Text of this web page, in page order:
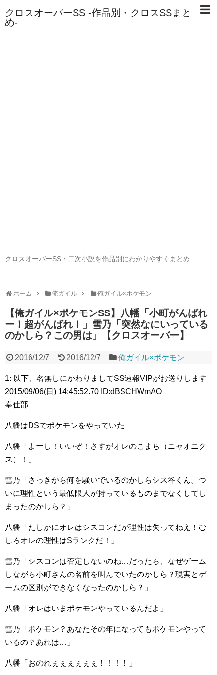
クロスオーバーSS -作品別・クロスSSまと
め-
クロスオーバーSS・二次小説を作品別にわかりやすくまとめ
ホーム 俺ガイル 俺ガイル×ポケモン
【俺ガイル×ポケモンSS】八幡「小町がんばれ
ー！超がんばれ！」雪乃「突然なにいっている
のかしら？この男は」【クロスオーバー】
2016/12/7 2016/12/7 俺ガイル×ポケモン
1: 以下、名無しにかわりましてSS速報VIPがお送りします
2015/09/06(日) 14:45:52.70 ID:dBSCHWmAO
奉仕部
八幡はDSでポケモンをやっていた
八幡「よーし！いいぞ！さすがオレのこまち（ニャオニク
ス）！」
雪乃「さっきから何を騒いでいるのかしらシス谷くん。つ
いに理性という最低限人が持っているものまでなくしてし
まったのかしら？」
八幡「たしかにオレはシスコンだが理性は失ってねえ！む
しろオレの理性はSランクだ！」
雪乃「シスコンは否定しないのね…だったら、なぜゲーム
しながら小町さんの名前を叫んでいたのかしら？現実とゲ
ームの区別ができなくなったのかしら？」
八幡「オレはいまポケモンやっているんだよ」
雪乃「ポケモン？あなたその年になってもポケモンやって
いるの？あれは…」
八幡「おのれぇぇぇぇぇぇ！！！！」